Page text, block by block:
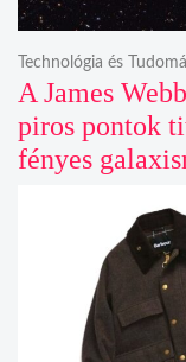
A James
piros pontok
fényes
Technológia és